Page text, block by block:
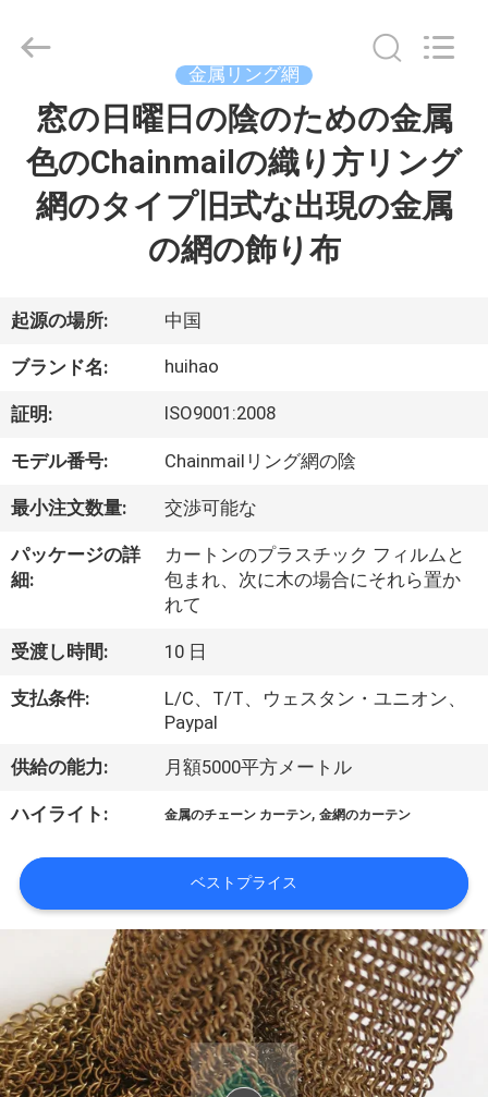
ー
品
私
た
ち
つ
て
場
見
学
管
理
Product
Limited.
Rights
Reserved.
金属リング網
窓の日曜日の陰のための金属
色のChainmailの織り方リング
網のタイプ旧式な出現の金属
の網の飾り布
起源の場所: 中国
ブランド名: huihao
証明: ISO9001:2008
モデル番号: Chainmailリング網の陰
最小注文数量: 交渉可能な
パッケージの詳
細:
カートンのプラスチック フィルムと
包まれ、次に木の場合にそれら置か
れて
受渡し時間: 10 日
支払条件:
L/C、T/T、ウェスタン・ユニオン、
Paypal
供給の能力: 月額5000平方メートル
ハイライト: 金属のチェーン カーテン,金網のカーテン
ベストプライス